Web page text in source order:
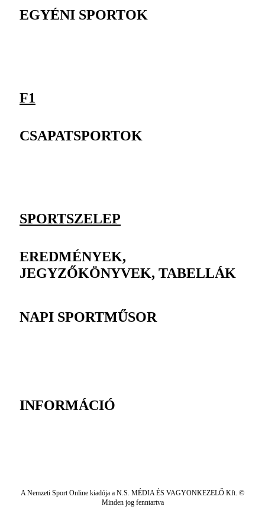
EGYÉNI SPORTOK
F1
CSAPATSPORTOK
SPORTSZELEP
EREDMÉNYEK,
JEGYZŐKÖNYVEK, TABELLÁK
NAPI SPORTMŰSOR
INFORMÁCIÓ
A Nemzeti Sport Online kiadója a N.S. MÉDIA ÉS VAGYONKEZELŐ Kft. ©
Minden jog fenntartva